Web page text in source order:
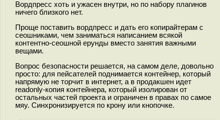
Вордпресс хоть и ужасен внутри, но по набору плагинов
ничего близкого нет.
Проще поставить вордпресс и дать его копирайтерам с
сеошниками, чем заниматься написанием всякой
контентно-сеошной ерунды вместо занятия важными
вещами.
Вопрос безопасности решается, на самом деле, довольно
просто: для пейсателей поднимается контейнер, который
напрямую не торчит в интернет, а в продакшен идет
readonly-копия контейнера, который изолирован от
остальных частей проекта и ограничен в правах по самое
мяу. Синхронизируется по крону или кнопочке.